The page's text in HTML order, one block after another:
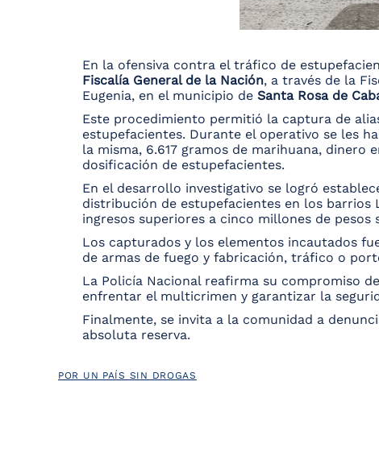
En la ofensiva contra el tráfico de
Fiscalía General de la Nación, a través de la
Eugenia, en el municipio de Santa Rosa de
Este procedimiento permitió la captura de
estupefacientes. Durante el operativo se les
la misma, 6.617 gramos de marihuana,
dosificación de estupefacientes.
En el desarrollo investigativo se logró
distribución de estupefacientes en los barrios
ingresos superiores a cinco millones de pesos
Los capturados y los elementos incautados
de armas de fuego y fabricación, tráfico o
La Policía Nacional reafirma su compromiso
enfrentar el multicrimen y garantizar la
Finalmente, se invita a la comunidad a
absoluta reserva.
POR UN PAÍS SIN DROGAS